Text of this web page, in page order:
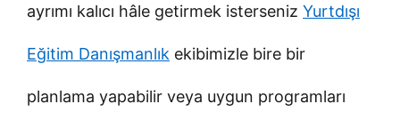
ayrımı kalıcı hâle getirmek isterseniz Yurtdışı
Eğitim Danışmanlık ekibimizle bire bir
planlama yapabilir veya uygun programları